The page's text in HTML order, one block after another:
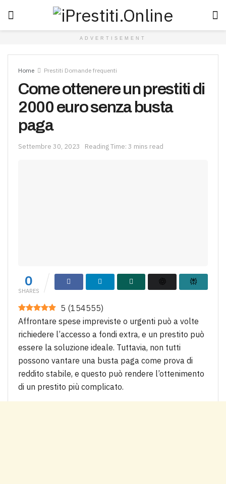
ADVERTISEMENT
Home Prestiti Domande frequenti
Come ottenere un prestiti di
2000 euro senza busta
paga
Settembre 30, 2023 Reading Time: 3 mins read
0
SHARES
5 (154555)
Affrontare spese impreviste o urgenti può a volte
richiedere l’accesso a fondi extra, e un prestito può
essere la soluzione ideale. Tuttavia, non tutti
possono vantare una busta paga come prova di
reddito stabile, e questo può rendere l’ottenimento
di un prestito più complicato.